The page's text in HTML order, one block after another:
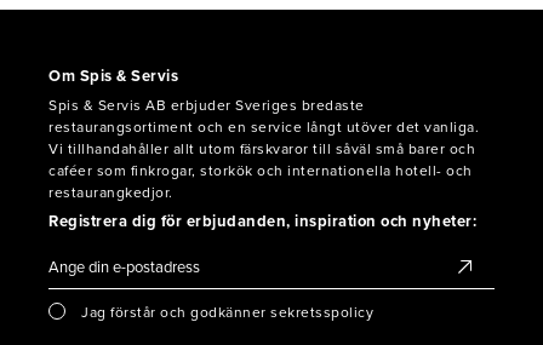
Om Spis & Servis
Spis & Servis AB erbjuder Sveriges bredaste
restaurangsortiment och en service långt utöver det vanliga.
Vi tillhandahåller allt utom färskvaror till såväl små barer och
caféer som finkrogar, storkök och internationella hotell- och
restaurangkedjor.
Registrera dig för erbjudanden, inspiration och nyheter:
Jag förstår och godkänner sekretsspolicy